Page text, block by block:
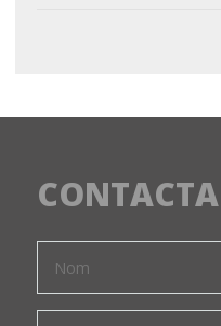
CONTACTA